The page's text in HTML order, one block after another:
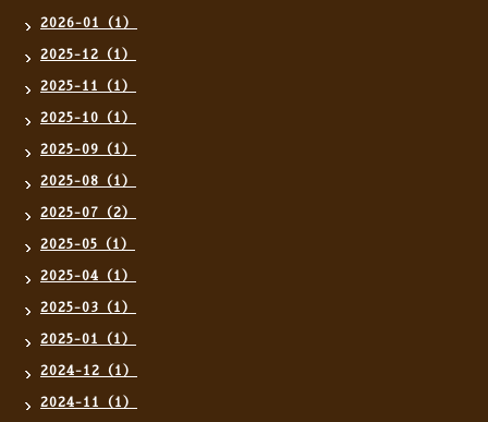
2026-01（1）
2025-12（1）
2025-11（1）
2025-10（1）
2025-09（1）
2025-08（1）
2025-07（2）
2025-05（1）
2025-04（1）
2025-03（1）
2025-01（1）
2024-12（1）
2024-11（1）